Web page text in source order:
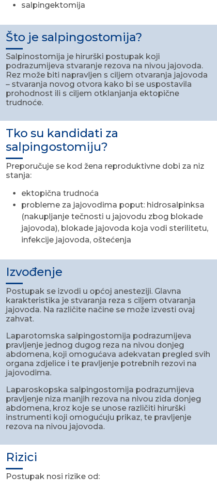
salpingektomija
Što je salpingostomija?
Salpinostomija je hirurški postupak koji
podrazumijeva stvaranje rezova na nivou jajovoda.
Rez može biti napravljen s ciljem otvaranja jajovoda
– stvaranja novog otvora kako bi se uspostavila
prohodnost ili s ciljem otklanjanja ektopične
trudnoće.
Tko su kandidati za
salpingostomiju?
Preporučuje se kod žena reproduktivne dobi za niz
stanja:
ektopična trudnoća
probleme za jajovodima poput: hidrosalpinksa
(nakupljanje tečnosti u jajovodu zbog blokade
jajovoda), blokade jajovoda koja vodi sterilitetu,
infekcije jajovoda, oštećenja
Izvođenje
Postupak se izvodi u općoj anesteziji. Glavna
karakteristika je stvaranja reza s ciljem otvaranja
jajovoda. Na različite načine se može izvesti ovaj
zahvat.
Laparotomska salpingostomija podrazumijeva
pravljenje jednog dugog reza na nivou donjeg
abdomena, koji omogućava adekvatan pregled svih
organa zdjelice i te pravljenje potrebnih rezovi na
jajovodima.
Laparoskopska salpingostomija podrazumijeva
pravljenje niza manjih rezova na nivou zida donjeg
abdomena, kroz koje se unose različiti hirurški
instrumenti koji omogućuju prikaz, te pravljenje
rezova na nivou jajovoda.
Rizici
Postupak nosi rizike od: